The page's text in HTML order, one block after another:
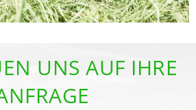
UNS AUF IHRE